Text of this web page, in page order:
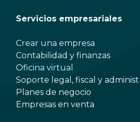
Servicios empresariales
Crear una empresa
Contabilidad y finanzas
Oficina virtual
Soporte legal, fiscal y
Planes de negocio
Empresas en venta